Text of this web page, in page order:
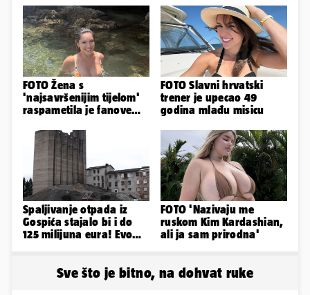
FOTO Žena s
'najsavršenijim tijelom'
raspametila je fanove
plićaka
FOTO Slavni hrvatski
trener je upecao 49
godina mlađu misicu
Spaljivanje otpada iz
Gospića stajalo bi i do
125 milijuna eura! Evo
FOTO 'Nazivaju me
ruskom Kim Kardashian,
ali ja sam prirodna'
Sve što je bitno, na dohvat ruke